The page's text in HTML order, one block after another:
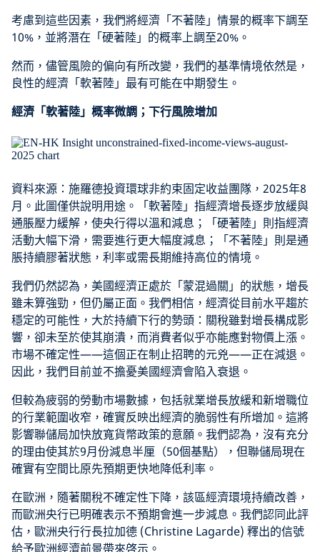
考慮到這些因素，我們將經濟「不著陸」情景的概率下調至
10%，並將潛在「硬著陸」的概率上調至20%。
然而，儘管風險的偏向有所改變，我們的基準情境依然是，
良性的經濟「軟著陸」最有可能在中期發生。
經濟「軟著陸」概率微調；下行風險增加
資料來源：施羅德投資環球非約束固定收益團隊，2025年8
月。此圖僅供說明用途。「軟著陸」指經濟增長逐步放緩與
通脹壓力緩解，使央行得以溫和減息；「硬著陸」則指經濟
活動大幅下滑，需要進行更大幅度減息；「不著陸」則是通
脹持續膠著狀態，利率或需長期維持高位的情境。
我們仍然認為，美國經濟正處於「蒙混過關」的狀態，增長
雖未算強勁，但仍屬正面。我們相信，經濟從目前水平趨於
穩定的可能性，大於持續下行的勢頭：關稅雖對增長構成影
響，卻未至於使其崩潰，而消費者似乎亦能應對物價上漲。
市場不確定性——這個正在制止招聘的元兇——正在減退。
因此，我們目前並不擔憂美國經濟會陷入衰退。
但較為疲弱的勞動市場數據，包括就業增長放緩和新增職位
的行業範圍收窄，確實反映出經濟的脆弱性有所增加。這將
影響聯儲局加快放寬貨幣政策的意願。我們認為，沒有充分
的理由使其於9月份減息半厘（50個基點），但聯儲局現在
確實有空間比原先預期更快地降低利率。
在歐洲，隨著關稅不確定性下降，該區經濟環境持續改善，
而歐洲央行已明確表示不預期會進一步減息。我們認同此評
估，歐洲央行行長拉加德 (Christine Lagarde) 釋出的信號
給予歐洲經濟前景帶來啓示。